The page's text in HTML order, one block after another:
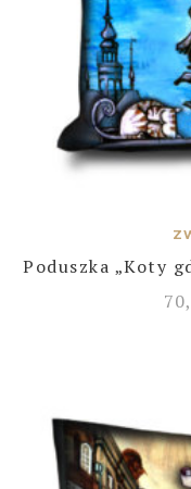
Poduszka „Koty